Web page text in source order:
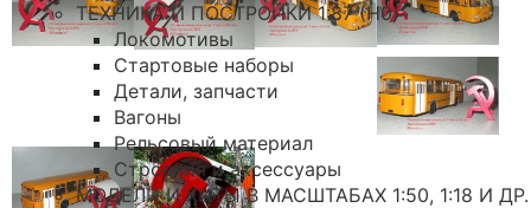
ТЕХНИКА И ПОСТРОЙКИ 1:87 (H0)
Локомотивы
Стартовые наборы
Детали, запчасти
Вагоны
Рельсовый материал
Строения и аксессуары
МОДЕЛИ И КИТЫ В МАСШТАБАХ 1:50, 1:18 И ДР.